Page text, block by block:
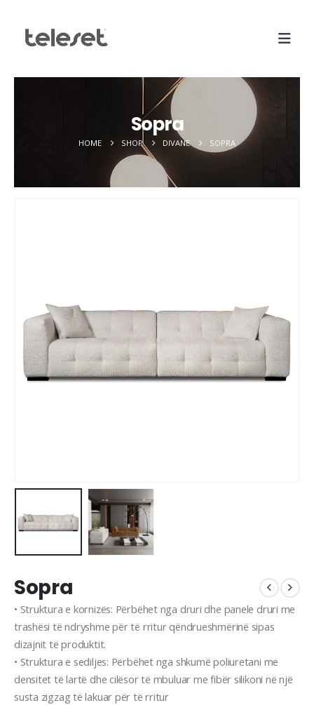
Sopra
HOME SHOP DIVANE SOPRA
Sopra
• Struktura e kornizës: Përbëhet nga druri dhe panele druri me
trashësi të ndryshme për të rritur qëndrueshmërinë sipas
dizajnit të produktit.
• Struktura e sediljes: Përbëhet nga shkumë poliuretani me
densitet të lartë dhe cilësor të mbuluar me fibër silikoni në një
susta zigzag të lakuar për të rritur